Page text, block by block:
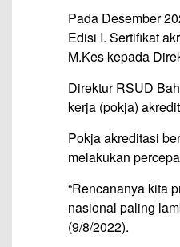
Pada Desember
Edisi I. Sertifikat
M.Kes kepada
Direktur RSUD
kerja (pokja)
Pokja akreditasi
melakukan
“Rencananya kita
nasional paling
(9/8/2022).